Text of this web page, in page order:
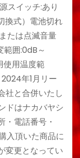
スイッチ:あり
換式）電池切れ
たは点滅音量
囲:0dB～
使用温度範
年1月リー
社と合併いたし
ドはナカバヤシ
・電話番号・
入頂いた商品に
変更となってい